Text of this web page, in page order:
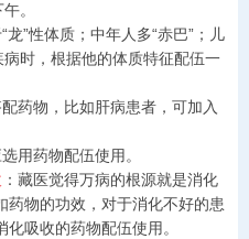
。
龙”性体质；中年人多“赤巴”；儿
时，根据他的体质特征配伍一
药物，比如肝病患者，可加入
用药物配伍使用。
：藏医觉得万病的根源就是消化
药物的功效，对于消化不好的患
吸收的药物配伍使用。